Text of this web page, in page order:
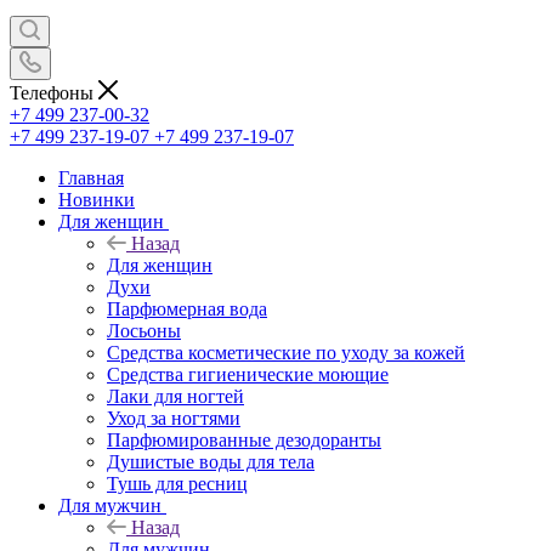
Телефоны
+7 499 237-00-32
+7 499 237-19-07 +7 499 237-19-07
Главная
Новинки
Для женщин
Назад
Для женщин
Духи
Парфюмерная вода
Лосьоны
Средства косметические по уходу за кожей
Средства гигиенические моющие
Лаки для ногтей
Уход за ногтями
Парфюмированные дезодоранты
Душистые воды для тела
Тушь для ресниц
Для мужчин
Назад